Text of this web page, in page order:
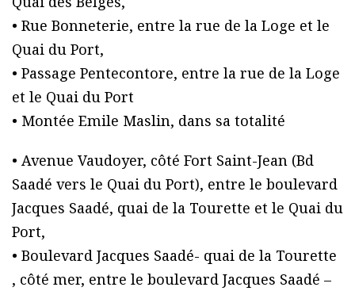
• Rue Bonneterie, entre la rue de la Loge et le
Quai du Port,
• Passage Pentecontore, entre la rue de la Loge
et le Quai du Port
• Montée Emile Maslin, dans sa totalité
• Avenue Vaudoyer, côté Fort Saint-Jean (Bd
Saadé vers le Quai du Port), entre le boulevard
Jacques Saadé, quai de la Tourette et le Quai du
Port,
• Boulevard Jacques Saadé- quai de la Tourette
, côté mer, entre le boulevard Jacques Saadé –